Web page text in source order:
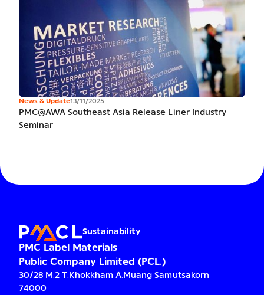
News & Update13/11/2025
PMC@AWA Southeast Asia Release Liner Industry
Seminar
Sustainability
PMC Label Materials
Public Company Limited (PCL.)
30/28 M.2 T.Khokkham A.Muang Samutsakorn
74000